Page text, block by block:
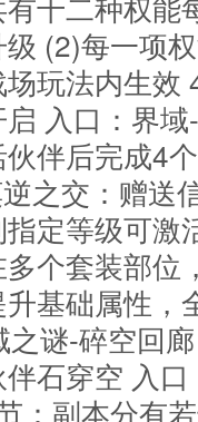
(2)每一项
玩法内生效
入口：界
伴后完成4
之交：赠送
定等级可
个套装部位
基础属性，
谜-碎空回
石穿空 入
：副本分有